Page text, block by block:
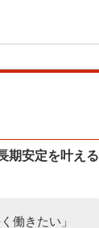
期安定を叶える
働きたい」